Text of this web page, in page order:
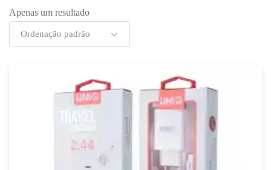
Apenas um resultado
Ordenação padrão